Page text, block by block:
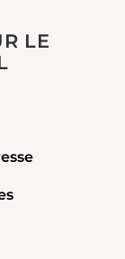
LE